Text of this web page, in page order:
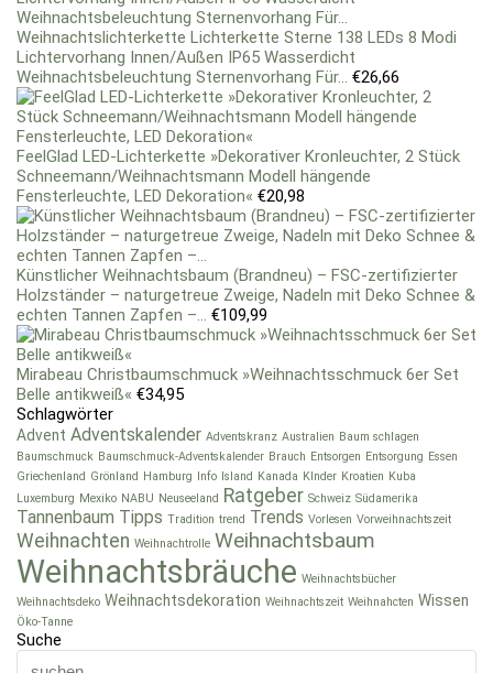
Weihnachtslichterkette Lichterkette Sterne 138 LEDs 8 Modi
Lichtervorhang Innen/Außen IP65 Wasserdicht
Weihnachtsbeleuchtung Sternenvorhang Für... €26,66
FeelGlad LED-Lichterkette »Dekorativer Kronleuchter, 2 Stück
Schneemann/Weihnachtsmann Modell hängende
Fensterleuchte, LED Dekoration« €20,98
Künstlicher Weihnachtsbaum (Brandneu) – FSC-zertifizierter
Holzständer – naturgetreue Zweige, Nadeln mit Deko Schnee &
echten Tannen Zapfen –... €109,99
Mirabeau Christbaumschmuck »Weihnachtsschmuck 6er Set
Belle antikweiß« €34,95
Schlagwörter
Advent Adventskalender Adventskranz Australien Baum schlagen
Baumschmuck Baumschmuck-Adventskalender Brauch Entsorgen Entsorgung Essen
Griechenland Grönland Hamburg Info Island Kanada KInder Kroatien Kuba
Luxemburg Mexiko NABU Neuseeland Ratgeber Schweiz Südamerika
Tannenbaum Tipps Tradition trend Trends Vorlesen Vorweihnachtszeit
Weihnachten Weihnachtrolle Weihnachtsbaum
Weihnachtsbräuche Weihnachtsbücher
Weihnachtsdeko Weihnachtsdekoration Weihnachtszeit Weihnahcten Wissen
Öko-Tanne
Suche